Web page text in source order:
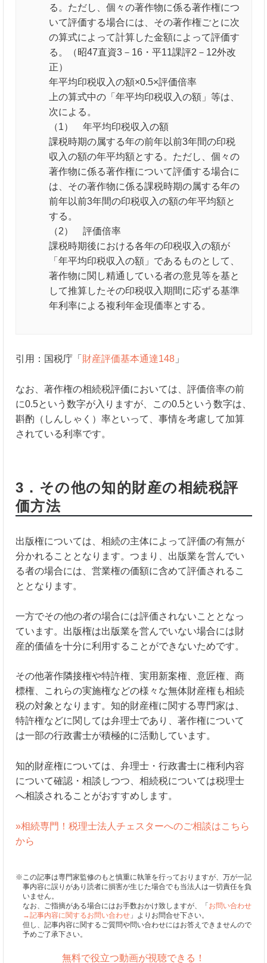
る。ただし、個々の著作物に係る著作権につ
いて評価する場合には、その著作権ごとに次
の算式によって計算した金額によって評価す
る。（昭47直資3－16・平11課評2－12外改
正）
年平均印税収入の額×0.5×評価倍率
上の算式中の「年平均印税収入の額」等は、
次による。
（1） 年平均印税収入の額
課税時期の属する年の前年以前3年間の印税
収入の額の年平均額とする。ただし、個々の
著作物に係る著作権について評価する場合に
は、その著作物に係る課税時期の属する年の
前年以前3年間の印税収入の額の年平均額と
する。
（2） 評価倍率
課税時期後における各年の印税収入の額が
「年平均印税収入の額」であるものとして、
著作物に関し精通している者の意見等を基と
して推算したその印税収入期間に応ずる基準
年利率による複利年金現価率とする。
引用：国税庁「 財産評価基本通達148」
なお、著作権の相続税評価においては、評価倍率の前
に0.5という数字が入りますが、この0.5という数字は、
斟酌（しんしゃく）率といって、事情を考慮して加算
されている利率です。
3．その他の知的財産の相続税評
価方法
出版権については、相続の主体によって評価の有無が
分かれることとなります。つまり、出版業を営んでい
る者の場合には、営業権の価額に含めて評価されるこ
ととなります。
一方でその他の者の場合には評価されないこととなっ
ています。出版権は出版業を営んでいない場合には財
産的価値を十分に利用することができないためです。
その他著作隣接権や特許権、実用新案権、意匠権、商
標権、これらの実施権などの様々な無体財産権も相続
税の対象となります。知的財産権に関する専門家は、
特許権などに関しては弁理士であり、著作権について
は一部の行政書士が積極的に活動しています。
知的財産権については、弁理士・行政書士に権利内容
について確認・相談しつつ、相続税については税理士
へ相談されることがおすすめします。
»相続専門！税理士法人チェスターへのご相談はこちら
から
※この記事は専門家監修のもと慎重に執筆を行っておりますが、万が一記
事内容に誤りがあり読者に損害が生じた場合でも当法人は一切責任を負
いません。
なお、ご指摘がある場合にはお手数おかけ致しますが、「お問い合わせ
→記事内容に関するお問い合わせ」よりお問合せ下さい。
但し、記事内容に関するご質問や問い合わせにはお答えできませんので
予めご了承下さい。
無料で役立つ動画が視聴できる！